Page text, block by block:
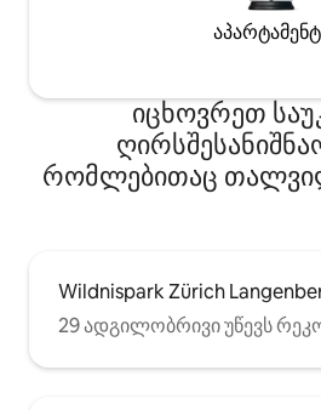
იცხოვრეთ
რომლებითაც
Wildnispark Zürich
29 ადგილობრივი უწევს